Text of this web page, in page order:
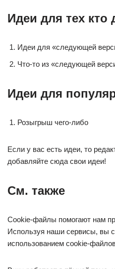
Идеи для тех кто
Идеи для «следующей
Что-то из «следующей
Идеи для
Розыгрыш чего-либо
Если у вас есть идеи, то
добавляйте сюда свои идеи!
См. также
Cookie-файлы помогают нам
Используя наши сервисы, вы
использованием cookie-